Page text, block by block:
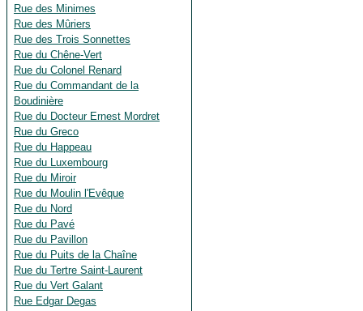
Rue des Minimes
Rue des Mûriers
Rue des Trois Sonnettes
Rue du Chêne-Vert
Rue du Colonel Renard
Rue du Commandant de la
Boudinière
Rue du Docteur Ernest Mordret
Rue du Greco
Rue du Happeau
Rue du Luxembourg
Rue du Miroir
Rue du Moulin l'Evêque
Rue du Nord
Rue du Pavé
Rue du Pavillon
Rue du Puits de la Chaîne
Rue du Tertre Saint-Laurent
Rue du Vert Galant
Rue Edgar Degas